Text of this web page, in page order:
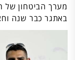
מערך הביטחון של
באתגר כבר שנה